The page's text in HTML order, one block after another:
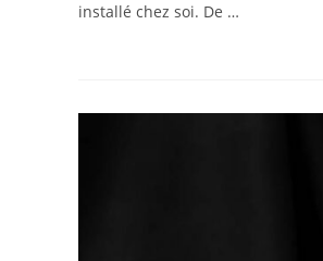
installé chez soi. De …